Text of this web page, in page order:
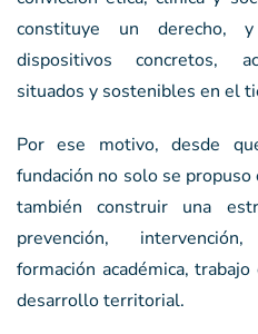
constituye un derecho,
dispositivos concretos,
situados y sostenibles en el
Por ese motivo, desde
fundación no solo se
también construir una
prevención,
formación académica,
desarrollo territorial.